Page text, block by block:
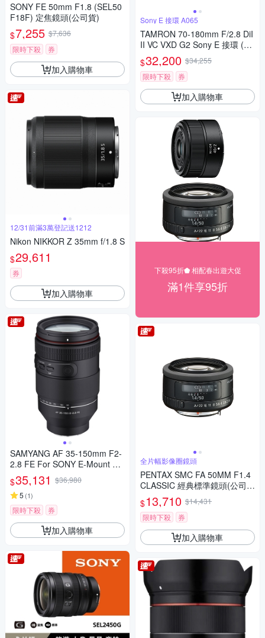
SONY FE 50mm F1.8 (SEL50
F18F) 定焦鏡頭(公司貨)
$7,255 $7,636
限時下殺
券
加入購物車
12/31前滿3萬登記送1212
Nikon NIKKOR Z 35mm f/1.8 S
$29,611
券
加入購物車
SAMYANG AF 35-150mm F2-
2.8 FE For SONY E-Mount 自
動對焦鏡頭 公司貨
$35,131 $36,980
5 (1)
限時下殺 券
加入購物車
Sony E 接環 A065
TAMRON 70-180mm F/2.8 DiI
II VC VXD G2 Sony E 接環 (A0
65)(平行輸入)
$32,200 $34,255
限時下殺
券
加入購物車
下殺95折⬟ 相配春出遊大促
滿1件享95折
全片幅影像圈鏡頭
PENTAX SMC FA 50MM F1.4
CLASSIC 經典標準鏡頭(公司
貨)
$13,710 $14,431
限時下殺
券
加入購物車